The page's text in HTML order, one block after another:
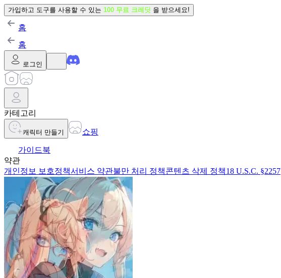
가입하고 도구를 사용할 수 있는 100 무료 크레딧 을 받으세요!
홈
홈
로그인
카테고리
캐릭터 만들기 쇼핑
가이드북
약관
개인정보 보호정책서비스 약관불만 처리 정책콘텐츠 삭제 정책18 U.S.C. §2257